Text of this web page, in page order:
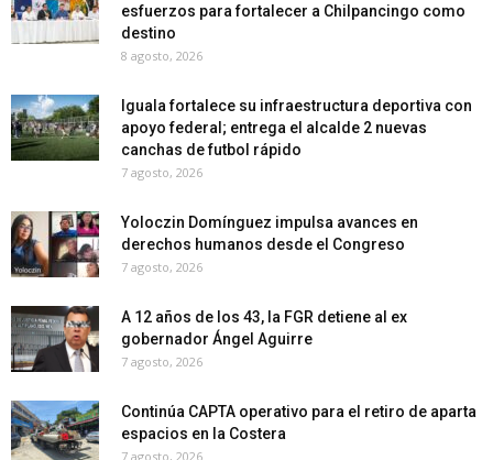
esfuerzos para fortalecer a Chilpancingo como
destino
8 agosto, 2026
Iguala fortalece su infraestructura deportiva con
apoyo federal; entrega el alcalde 2 nuevas
canchas de futbol rápido
7 agosto, 2026
Yoloczin Domínguez impulsa avances en
derechos humanos desde el Congreso
7 agosto, 2026
A 12 años de los 43, la FGR detiene al ex
gobernador Ángel Aguirre
7 agosto, 2026
Continúa CAPTA operativo para el retiro de aparta
espacios en la Costera
7 agosto, 2026